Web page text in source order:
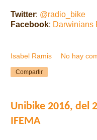
Twitter: @radio_bike
Facebook: Darwinians
Isabel Ramis No hay
Compartir
Unibike 2016, del
IFEMA